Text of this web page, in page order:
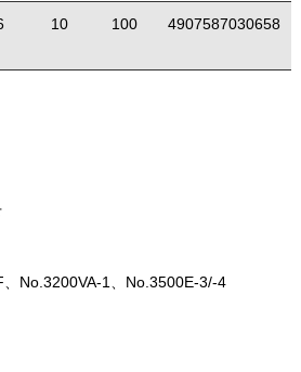
10 100 4907587030658
No.3200VA-1、No.3500E-3/-4